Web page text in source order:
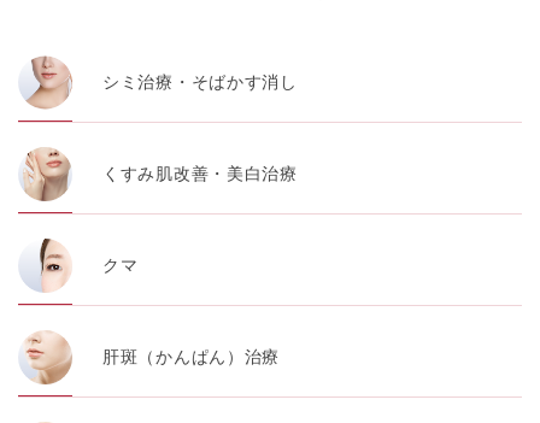
【利用目的】
TCBグループは取得情報を以下の目的で利用いたしま
す。
・クリニックの来院予約、医療サービスの提供、医療関
連商品の販売、アフターケア対応、これらに付随する諸
対応等のサービス提供のため
・医療サービスの提供に関する他の医療機関、検査機関
及び研究機関との連携のため
・サービス向上を目的とした医療サービス・販売する医
療関連商品に関する患者様へのアンケートの送受信及び
これに付随する諸対応のため
シミ治療・そばかす消し
くすみ肌改善・美白治療
クマ
肝斑（かんぱん）治療